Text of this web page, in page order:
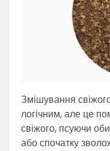
Змішування
логічним, але це
свіжого, псуючи
або спочатку